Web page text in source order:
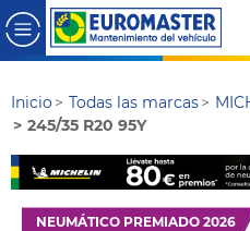
Inicio Todas las marcas
245/35 R20 95Y
NEUMÁTICO PREMIADO 2026